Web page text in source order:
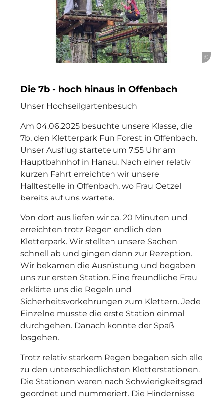
©
Die 7b - hoch hinaus in Offenbach
Unser Hochseilgartenbesuch
Am 04.06.2025 besuchte unsere Klasse, die
7b, den Kletterpark Fun Forest in Offenbach.
Unser Ausflug startete um 7:55 Uhr am
Hauptbahnhof in Hanau. Nach einer relativ
kurzen Fahrt erreichten wir unsere
Halltestelle in Offenbach, wo Frau Oetzel
bereits auf uns wartete.
Von dort aus liefen wir ca. 20 Minuten und
erreichten trotz Regen endlich den
Kletterpark. Wir stellten unsere Sachen
schnell ab und gingen dann zur Rezeption.
Wir bekamen die Ausrüstung und begaben
uns zur ersten Station. Eine freundliche Frau
erklärte uns die Regeln und
Sicherheitsvorkehrungen zum Klettern. Jede
Einzelne musste die erste Station einmal
durchgehen. Danach konnte der Spaß
losgehen.
Trotz relativ starkem Regen begaben sich alle
zu den unterschiedlichsten Kletterstationen.
Die Stationen waren nach Schwierigkeitsgrad
geordnet und nummeriert. Die Hindernisse